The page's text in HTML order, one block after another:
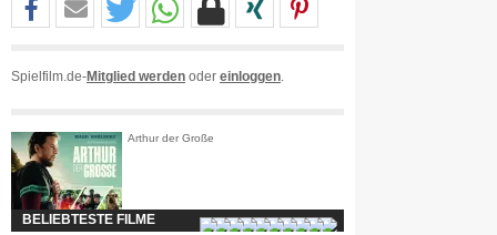
Spielfilm.de-Mitglied werden oder einloggen
Arthur der Große
BELIEBTESTE FILME